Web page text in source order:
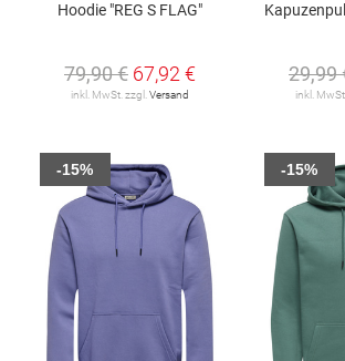
Hoodie "REG S FLAG"
79,90 € 67,92 €
inkl. MwSt. zzgl.Versand
29,99
inkl.
-15% -15%